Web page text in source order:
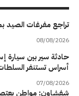
تراجع مفرغات الصيد
08/08/2026
حادثة سير بين سيارة
أسراس تستنفر
07/08/2026
شفشاون: مواطن